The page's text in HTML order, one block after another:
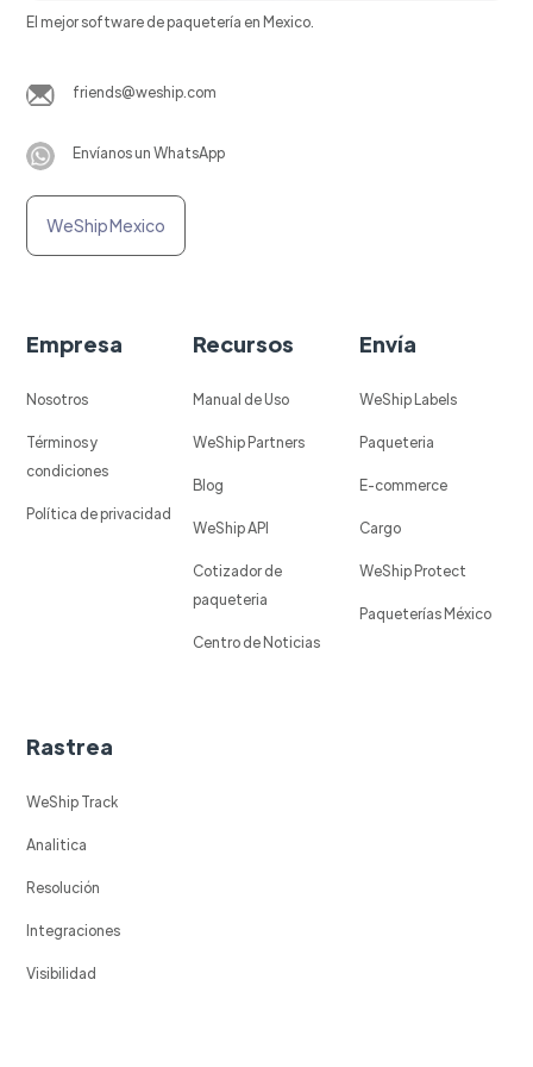
El mejor software de paquetería en Mexico.
friends@weship.com
Envíanos un WhatsApp
WeShip Mexico
Empresa
Nosotros
Términos y
condiciones
Política de privacidad
Recursos
Manual de Uso
WeShip Partners
Blog
WeShip API
Cotizador de
paqueteria
Centro de Noticias
Envía
WeShip Labels
Paqueteria
E-commerce
Cargo
WeShip Protect
Paqueterías México
Rastrea
WeShip Track
Analitica
Resolución
Integraciones
Visibilidad